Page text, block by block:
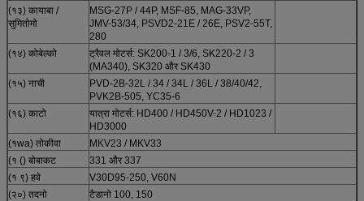
(१३) कायाबा /
सुमितोमो
MSG-27P / 44P, MSF-85, MAG-33VP,
JMV-53/34, PSVD2-21E / 26E, PSV2-55T,
280
(१४) कोबेल्को
ट्रैवल मोटर्स: SK200-1 / 3/6, SK220-2 / 3
(MA340), SK320 और SK430
(१५) नाची
PVD-2B-32L / 34 / 34L / 36L / 38/40/42,
PVK2B-505, YC35-6
(१६) काटो
यात्रा मोटर्स: HD400 / HD450V-2 / HD1023 /
HD3000
(१wa) तोकीवा
MKV23 / MKV33
(१ () बोबाकट
331 और 337
(१ ९) हवे
V30D95-250, V60N
(२०) तदनो
टैडानो 100, 150